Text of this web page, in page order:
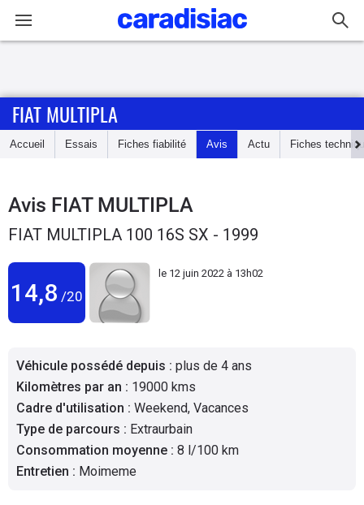
Accueil
Essais
Guide
Electriques
Flottes
Auto
Services
FIAT MULTIPLA
Accueil Essais Fiches fiabilité Avis Actu Fiches
Avis FIAT MULTIPLA
FIAT MULTIPLA 100 16S SX - 1999
14,8 /20
le 12 juin 2022 à 13h02
Véhicule possédé depuis : plus de 4 ans
Kilomètres par an : 19000 kms
Cadre d'utilisation : Weekend, Vacances
Type de parcours : Extraurbain
Consommation moyenne : 8 l/100 km
Entretien : Moimeme